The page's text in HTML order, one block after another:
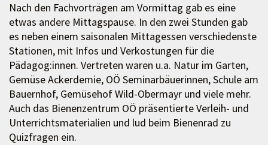
Nach den Fachvorträgen am Vormittag gab es eine
etwas andere Mittagspause. In den zwei Stunden gab
es neben einem saisonalen Mittagessen verschiedenste
Stationen, mit Infos und Verkostungen für die
Pädagog:innen. Vertreten waren u.a. Natur im Garten,
Gemüse Ackerdemie, OÖ Seminarbäuerinnen, Schule am
Bauernhof, Gemüsehof Wild-Obermayr und viele mehr.
Auch das Bienenzentrum OÖ präsentierte Verleih- und
Unterrichtsmaterialien und lud beim Bienenrad zu
Quizfragen ein.